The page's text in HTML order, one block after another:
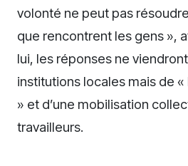
volonté ne peut pas
que rencontrent les gens »,
lui, les réponses ne
institutions locales mais de
» et d’une mobilisation
travailleurs.